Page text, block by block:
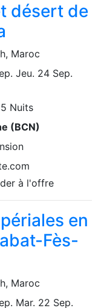
désert de
, Maroc
Jeu. 24 Sep.
Nuits
(BCN)
à l'offre
en
Fès-
, Maroc
Mar. 22 Sep.